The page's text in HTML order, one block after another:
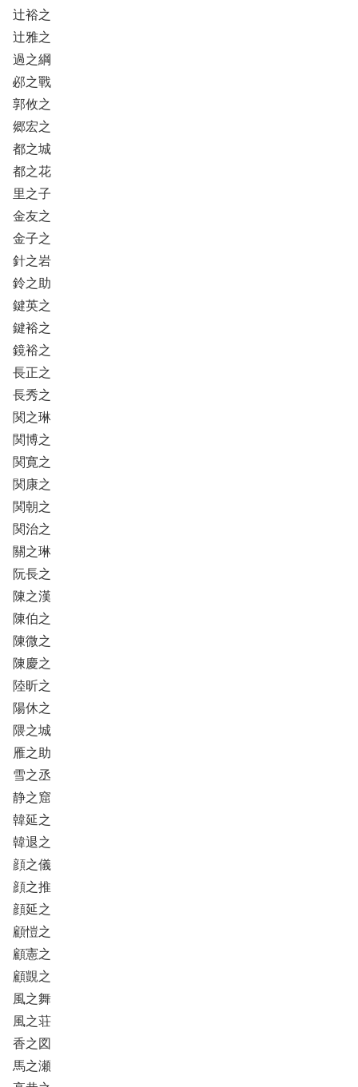
辻裕之
辻雅之
過之綱
邲之戰
郭攸之
郷宏之
都之城
都之花
里之子
金友之
金子之
針之岩
鈴之助
鍵英之
鍵裕之
鏡裕之
長正之
長秀之
関之琳
関博之
関寛之
関康之
関朝之
関治之
關之琳
阮長之
陳之漢
陳伯之
陳微之
陳慶之
陸昕之
陽休之
隈之城
雁之助
雪之丞
静之窟
韓延之
韓退之
顔之儀
顔之推
顔延之
顧愷之
顧憲之
顧覬之
風之舞
風之荘
香之図
馬之瀬